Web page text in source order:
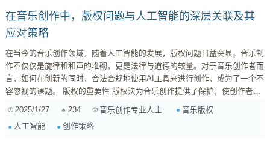
在音乐创作中，版权问题与人工智能的深层关联及其
应对策略
在当今的音乐创作领域，随着人工智能的发展，版权问题日益突显。音乐制
作不仅仅是旋律和和声的堆砌，更是法律与道德的较量。对于音乐创作者而
言，如何在创新的同时，合法合规地使用AI工具来进行创作，成为了一个不
容忽视的课题。 版权的重要性 版权法为音乐创作提供了保护，使创作者的
的旋律与节奏。但这里潜藏着一个风险：AI生成的音乐片段可能与某些已存
在的作品撞车。为了避免法律纠纷，创作者需要对使用的AI工具有深入的了
2025/1/27 234 音乐创作专业人士
音乐版权
人工智能
创作策略